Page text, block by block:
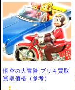
悟空の大冒険 ブリキ買取
買取価格（参考）